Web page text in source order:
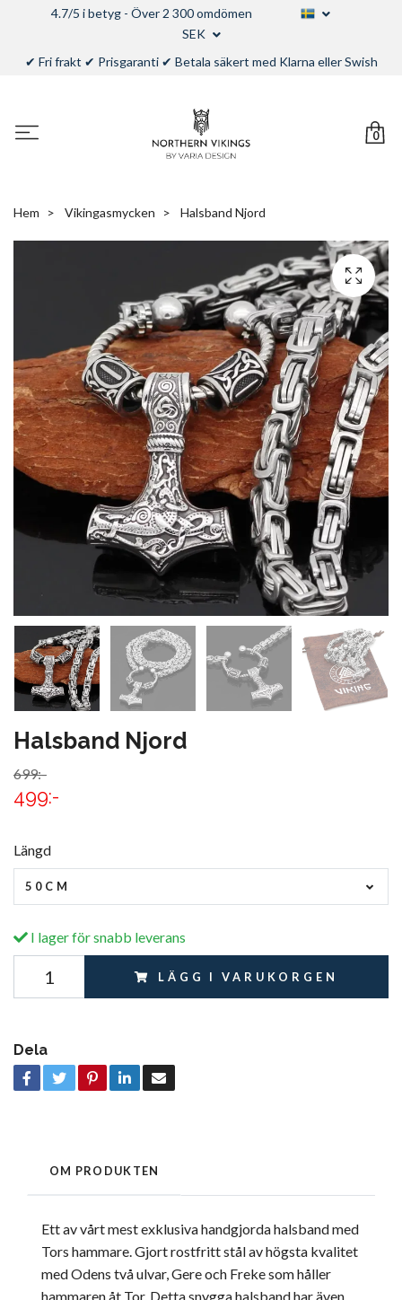
4.7/5 i betyg - Över 2 300 omdömen
SEK
✔ Fri frakt ✔ Prisgaranti ✔ Betala säkert med Klarna eller Swish
0
Hem Vikingasmycken Halsband Njord
Halsband Njord
699:-
499:-
Längd
50CM
I lager för snabb leverans
LÄGG I VARUKORGEN
Dela
OM PRODUKTEN
Ett av vårt mest exklusiva handgjorda halsband med
Tors hammare. Gjort rostfritt stål av högsta kvalitet
med Odens två ulvar, Gere och Freke som håller
hammaren åt Tor. Detta snygga halsband har även